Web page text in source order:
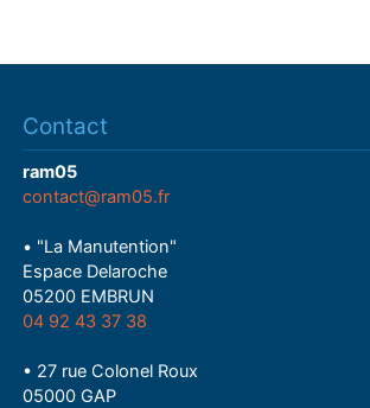
Contact
ram05
contact@ram05.fr
• "La Manutention"
Espace Delaroche
05200 EMBRUN
04 92 43 37 38
• 27 rue Colonel Roux
05000 GAP